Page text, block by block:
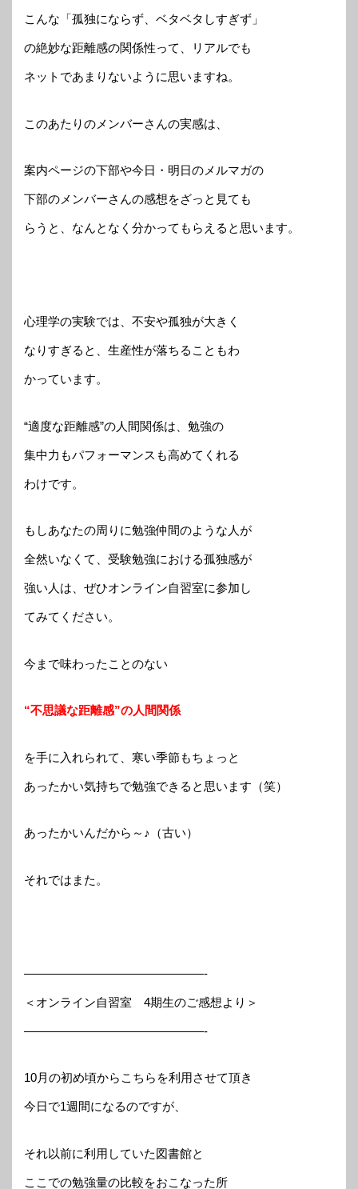
こんな「孤独にならず、ベタベタしすぎず」
の絶妙な距離感の関係性って、リアルでも
ネットであまりないように思いますね。
このあたりのメンバーさんの実感は、
案内ページの下部や今日・明日のメルマガの
下部のメンバーさんの感想をざっと見ても
らうと、なんとなく分かってもらえると思います。
心理学の実験では、不安や孤独が大きく
なりすぎると、生産性が落ちることもわ
かっています。
“適度な距離感”の人間関係は、勉強の
集中力もパフォーマンスも高めてくれる
わけです。
もしあなたの周りに勉強仲間のような人が
全然いなくて、受験勉強における孤独感が
強い人は、ぜひオンライン自習室に参加し
てみてください。
今まで味わったことのない
“不思議な距離感”の人間関係
を手に入れられて、寒い季節もちょっと
あったかい気持ちで勉強できると思います（笑）
あったかいんだから～♪（古い）
それではまた。
———————————————-
＜オンライン自習室 4期生のご感想より＞
———————————————-
10月の初め頃からこちらを利用させて頂き
今日で1週間になるのですが、
それ以前に利用していた図書館と
ここでの勉強量の比較をおこなった所